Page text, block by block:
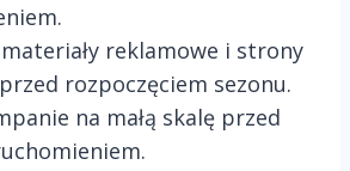
reklamowe i strony
rozpoczęciem sezonu.
na małą skalę przed